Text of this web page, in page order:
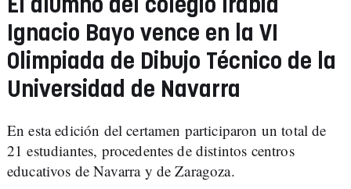
El alumno del colegio Irabia
Ignacio Bayo vence en la VI
Olimpiada de Dibujo Técnico de la
Universidad de Navarra
En esta edición del certamen participaron un total de
21 estudiantes, procedentes de distintos centros
educativos de Navarra y de Zaragoza.